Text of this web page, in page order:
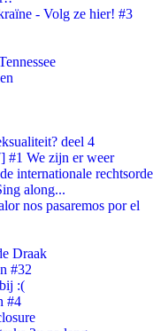
- Volg ze hier! #3
deel 4
#1 We zijn er weer
internationale rechtsorde
along...
nos pasaremos por el
Draak
#32
:(
#4